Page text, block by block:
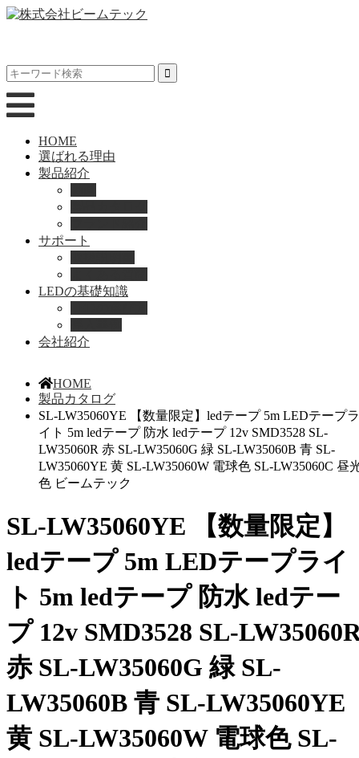
HOME
選ばれる理由
製品紹介
サポート
LEDの基礎知識
会社紹介
HOME
製品カタログ
SL-LW35060YE 【数量限定】ledテープ 5m LEDテープラ
イト 5m ledテープ 防水 ledテープ 12v SMD3528 SL-
LW35060R 赤 SL-LW35060G 緑 SL-LW35060B 青 SL-
LW35060YE 黄 SL-LW35060W 電球色 SL-LW35060C 昼
色 ビームテック
SL-LW35060YE 【数量限定】
ledテープ 5m LEDテープライ
ト 5m ledテープ 防水 ledテー
プ 12v SMD3528 SL-
赤 SL-LW35060G 緑 SL-
LW35060B 青 SL-LW35060YE
黄 SL-LW35060W 電球色 SL-